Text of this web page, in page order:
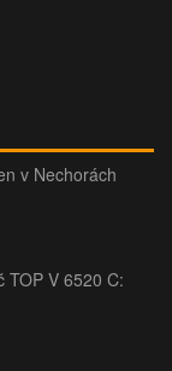
v Nechorách
TOP V 6520 C: